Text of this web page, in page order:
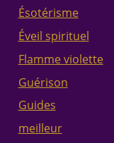
Ésotérisme
Éveil spirituel
Flamme violette
Guérison
Guides
meilleur